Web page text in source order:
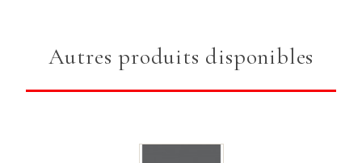
Autres produits disponibles